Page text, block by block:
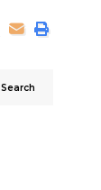
Search